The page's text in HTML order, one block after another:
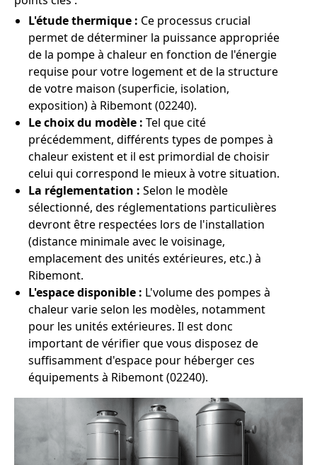
L'étude thermique : Ce processus crucial
permet de déterminer la puissance appropriée
de la pompe à chaleur en fonction de l'énergie
requise pour votre logement et de la structure
de votre maison (superficie, isolation,
exposition) à Ribemont (02240).
Le choix du modèle : Tel que cité
précédemment, différents types de pompes à
chaleur existent et il est primordial de choisir
celui qui correspond le mieux à votre situation.
La réglementation : Selon le modèle
sélectionné, des réglementations particulières
devront être respectées lors de l'installation
(distance minimale avec le voisinage,
emplacement des unités extérieures, etc.) à
Ribemont.
L'espace disponible : L'volume des pompes à
chaleur varie selon les modèles, notamment
pour les unités extérieures. Il est donc
important de vérifier que vous disposez de
suffisamment d'espace pour héberger ces
équipements à Ribemont (02240).